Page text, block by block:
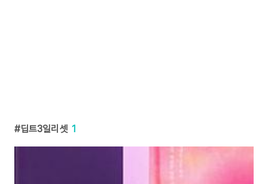
딥트3일리셋 1